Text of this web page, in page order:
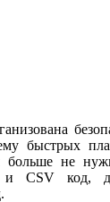
быстрых
больше не
CSV код,